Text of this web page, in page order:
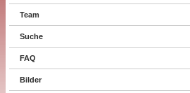
Team
Suche
FAQ
Bilder